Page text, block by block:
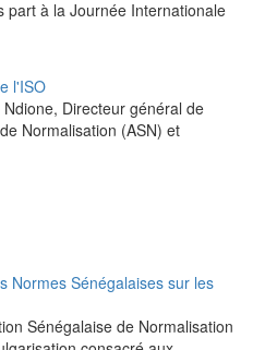
part à la Journée Internationale
l'ISO
Directeur général de
Normalisation (ASN) et
Normes Sénégalaises sur les
Sénégalaise de Normalisation